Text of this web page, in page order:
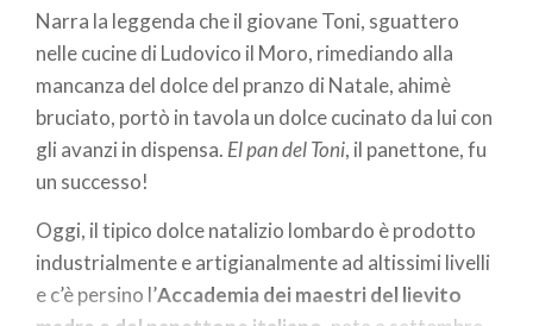
non può mancare lapasta ripiena, in brodo di
cappone o con salvia e burro. Tra i primi più famosi
da servire in brodo, gliagnolini mantovani ripieni di
carne(manzo, salamella, pancetta) famosi dai tempi
dei Gonzaga. Mantovani sono anche i tortelli di
zuccadal ripieno agrodolce (zucca, mostarda e
Originari della bergamasca, icasoncellipossono
essere farciti con carne macinata, salsiccia, pan
grattato uova e parmigiano ma anche con patate,
Narra la leggenda che il giovane Toni, sguattero
nelle cucine di Ludovico il Moro, rimediando alla
mancanza del dolce del pranzo di Natale, ahimè
bruciato, portò in tavola un dolce cucinato da lui con
gli avanzi in dispensa. El pan del Toni, il panettone, fu
un successo!
Oggi, il tipico dolce natalizio lombardo è prodotto
industrialmente e artigianalmente ad altissimi livelli
e c’è persino l’Accademia dei maestri del lievito